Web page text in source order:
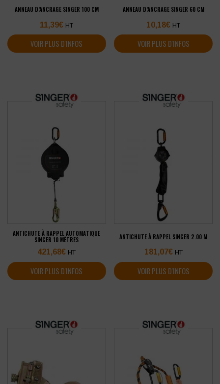
ANNEAU D’ANCRAGE SINGER 100 CM
11,39€ HT
VOIR PLUS D'INFOS
ANNEAU D’ANCRAGE SINGER 60 CM
10,18€ HT
VOIR PLUS D'INFOS
ANTICHUTE À RAPPEL AUTOMATIQUE
SINGER 10 MÈTRES
421,68€ HT
VOIR PLUS D'INFOS
ANTICHUTE À RAPPEL SINGER 2.00 M
181,07€ HT
VOIR PLUS D'INFOS